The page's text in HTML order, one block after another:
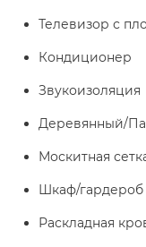
Телевизор с
Кондиционер
Звукоизоляция
Деревянный/
Москитная
Шкаф/гардероб
Раскладная